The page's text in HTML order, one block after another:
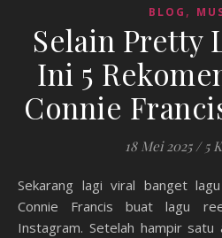
BLOG ,
Selain Pretty
Ini 5
Connie
18 Mei 2025 / 5
Sekarang lagi viral banget lagu Pretty Little Baby dari
Connie Francis buat lagu
Instagram. Setelah hampir satu